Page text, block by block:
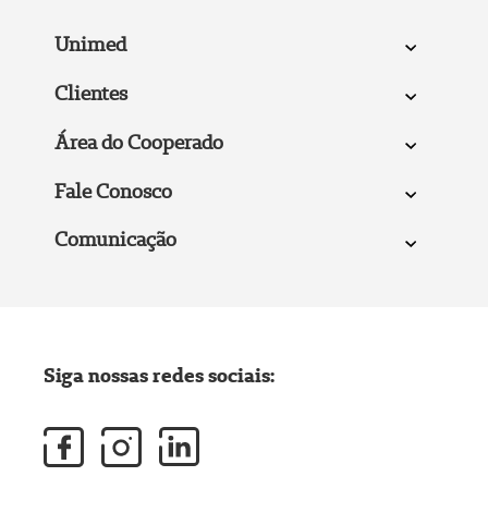
Unimed
Clientes
Área do Cooperado
Fale Conosco
Comunicação
Siga nossas redes sociais: